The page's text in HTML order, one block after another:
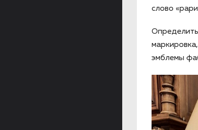
слово
Определить
эмблемы